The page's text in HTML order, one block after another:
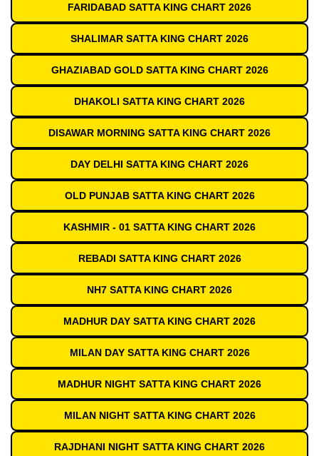
FARIDABAD SATTA KING CHART 2026
SHALIMAR SATTA KING CHART 2026
GHAZIABAD GOLD SATTA KING CHART 2026
DHAKOLI SATTA KING CHART 2026
DISAWAR MORNING SATTA KING CHART 2026
DAY DELHI SATTA KING CHART 2026
OLD PUNJAB SATTA KING CHART 2026
KASHMIR - 01 SATTA KING CHART 2026
REBADI SATTA KING CHART 2026
NH7 SATTA KING CHART 2026
MADHUR DAY SATTA KING CHART 2026
MILAN DAY SATTA KING CHART 2026
MADHUR NIGHT SATTA KING CHART 2026
MILAN NIGHT SATTA KING CHART 2026
RAJDHANI NIGHT SATTA KING CHART 2026